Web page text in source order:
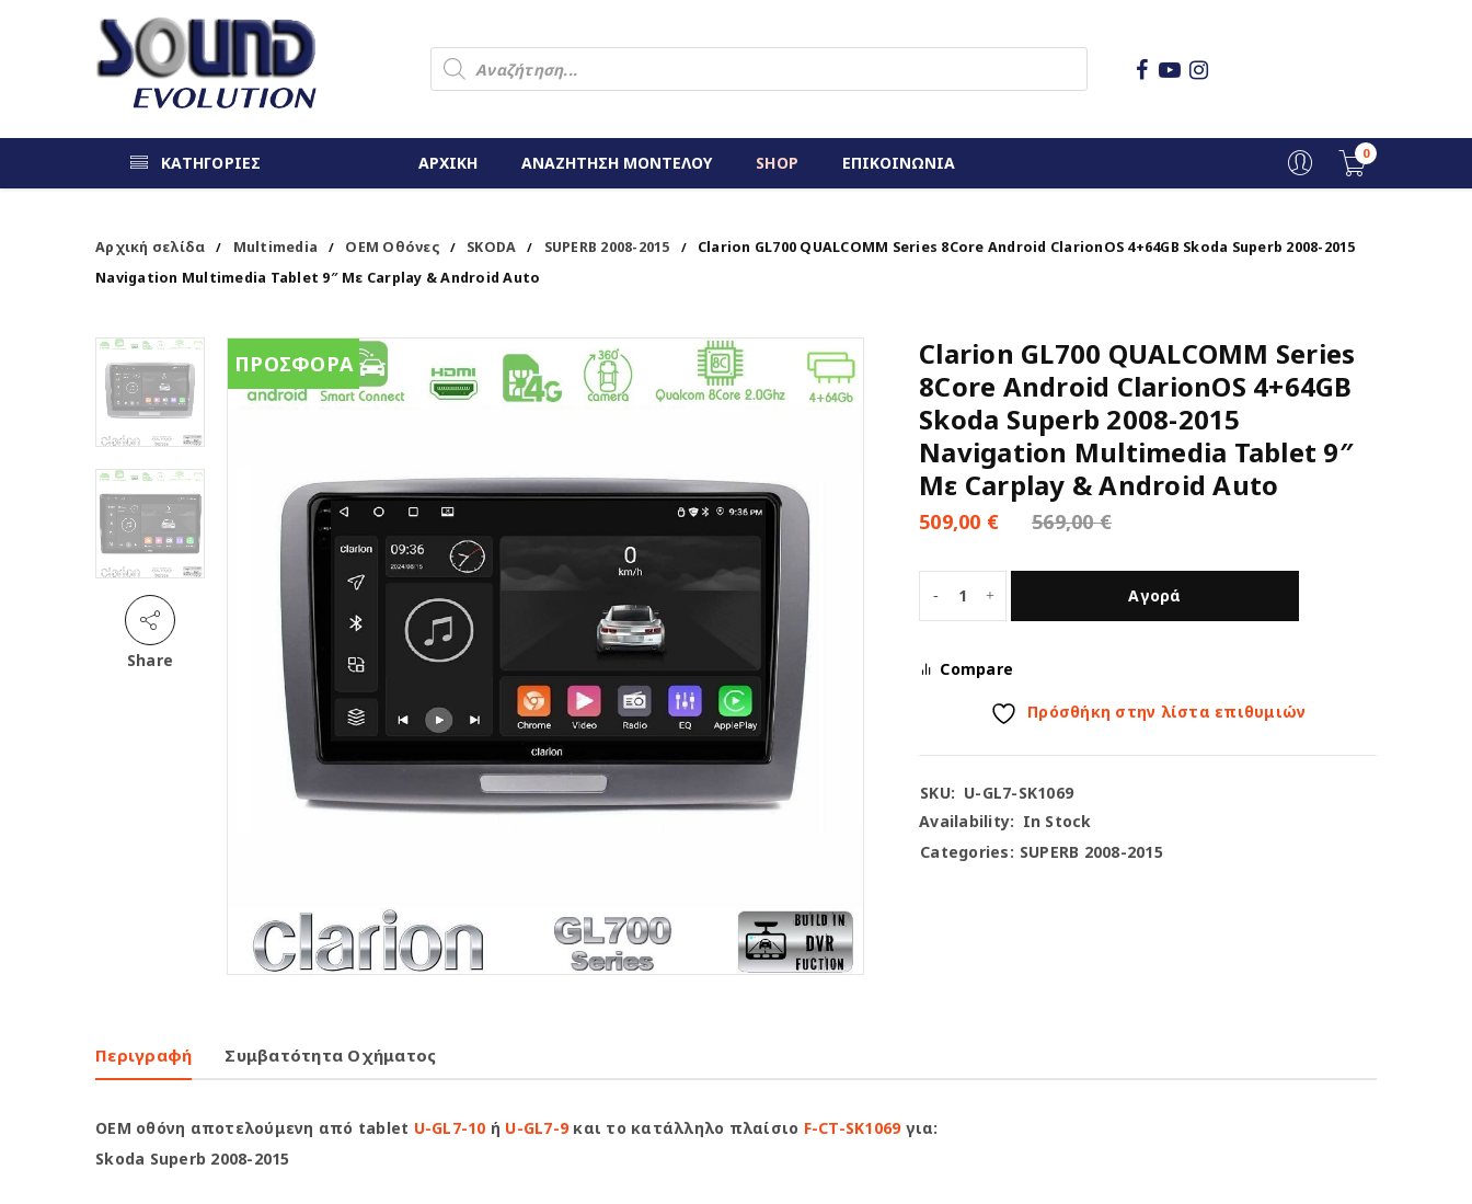
ΚΑΤΗΓΟΡΙΕΣ ΑΡΧΙΚΗ ΑΝΑΖΗΤΗΣΗ ΜΟΝΤΕΛΟΥ SHOP ΕΠΙΚΟΙΝΩΝΙΑ 0
Αρχική σελίδα / Multimedia / OEM Οθόνες / SKODA / SUPERB 2008-2015 /
Clarion GL700 QUALCOMM Series 8Core Android ClarionOS 4+64GB Skoda Superb 2008-2015
Navigation Multimedia Tablet 9″ Με Carplay & Android Auto
Share
ΠΡΟΣΦΟΡΑ
Clarion GL700 QUALCOMM Series
8Core Android ClarionOS 4+64GB
Skoda Superb 2008-2015
Navigation Multimedia Tablet 9″
Με Carplay & Android Auto
569,00€
509,00 €
Αγορά
Compare
Πρόσθήκη στην λίστα επιθυμιών
SKU: U-GL7-SK1069
Availability: In Stock
Categories: SUPERB 2008-2015
Περιγραφή Συμβατότητα Οχήματος
OEM οθόνη αποτελούμενη από tablet U-GL7-10 ή U-GL7-9και το κατάλληλο πλαίσιο F-CT-SK1069για:
Skoda Superb 2008-2015